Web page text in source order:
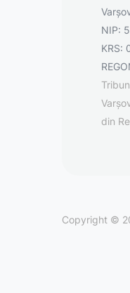
NIP:
KRS:
din
Copyright ©